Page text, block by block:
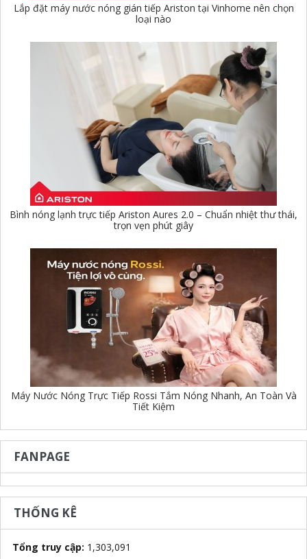
Lắp đặt máy nước nóng gián tiếp Ariston tại Vinhome nên chọn
loại nào
Bình nóng lạnh trực tiếp Ariston Aures 2.0 – Chuẩn nhiệt thư thái,
trọn vẹn phút giây
Máy Nước Nóng Trực Tiếp Rossi Tắm Nóng Nhanh, An Toàn Và
Tiết Kiệm
FANPAGE
THỐNG KÊ
Tổng truy cập: 1,303,091